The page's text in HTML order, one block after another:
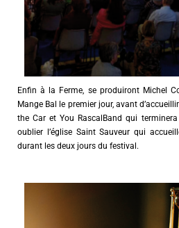
Enfin à la Ferme, se produiront Michel
Mange Bal le premier jour, avant
the Car et You RascalBand qui
oublier l’église Saint Sauveur qui
durant les deux jours du festival.